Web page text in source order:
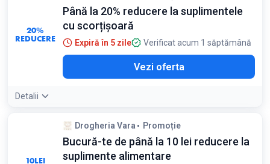
20%
REDUCERE
Până la 20% reducere la suplimentele
cu scorțișoară
Expiră în 5 zile Verificat acum 1 săptămână
Vezi oferta
Detalii
10LEI
Drogheria Vara Promoție
Bucură-te de până la 10 lei reducere la
suplimente alimentare